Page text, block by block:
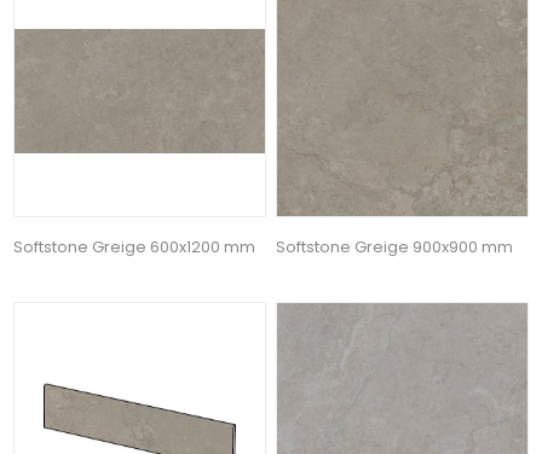
Softstone Greige 600x1200 mm Softstone Greige 900x900 mm